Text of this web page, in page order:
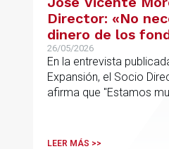
Director: «No
dinero de los
desarrollar
proyecto»
26/05/2026
En la entrevista
Expansión, el Socio
afirma que "Estamos
tenemos y ese es el
LEER MÁS >>